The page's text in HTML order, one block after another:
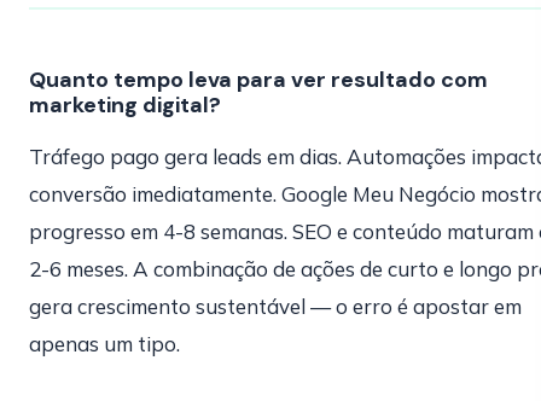
Quanto tempo leva para ver resultado com
marketing digital?
Tráfego pago gera leads em dias. Automações
conversão imediatamente. Google Meu Negócio
progresso em 4-8 semanas. SEO e conteúdo maturam
2-6 meses. A combinação de ações de curto e longo
gera crescimento sustentável — o erro é apostar em
apenas um tipo.